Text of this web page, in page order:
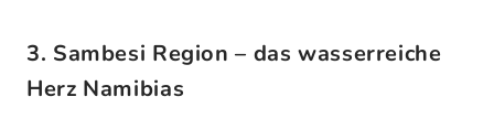
3. Sambesi Region – das wasserreiche
Herz Namibias